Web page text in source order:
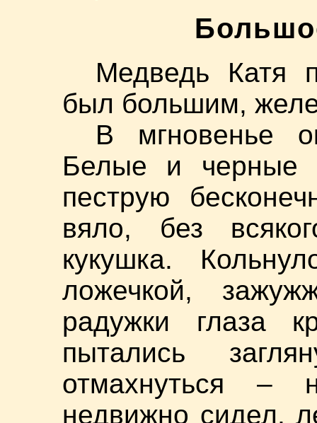
Медведь Катя
был большим,
В мгновенье
Белые и черные
пеструю
вяло, без
кукушка.
ложечкой,
радужки глаза
пытались
отмахнуться –
недвижно сидел,